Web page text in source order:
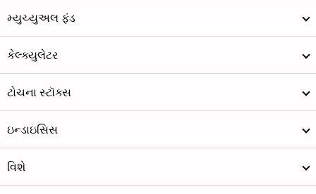
મ્યુચ્યુઅલ ફંડ
કેલ્ક્યુલેટર
ટોચના સ્ટૉક્સ
ઇન્ડાઇસિસ
વિશે